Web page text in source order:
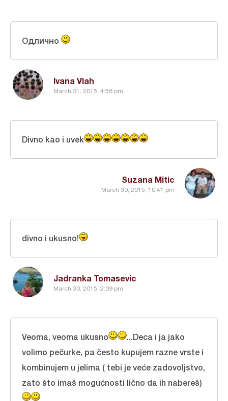
Ivana Vlah
March 31, 2015, 4:58 pm
Одлично
Suzana Mitic
March 30, 2015, 10:41 pm
Divno kao i uvek
Jadranka Tomasevic
March 30, 2015, 2:09 pm
divno i ukusno!
Veoma, veoma ukusno
...Deca i ja jako
volimo pečurke, pa često kupujem razne vrste i
kombinujem u jelima ( tebi je veće zadovoljstvo,
zato što imaš mogućnosti lično da ih nabereš)